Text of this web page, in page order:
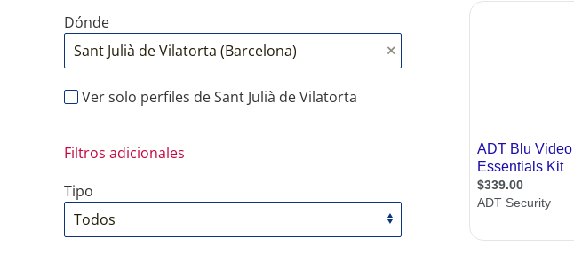
Dónde
Ver solo perfiles de Sant Julià de Vilatorta
Filtros adicionales
Tipo